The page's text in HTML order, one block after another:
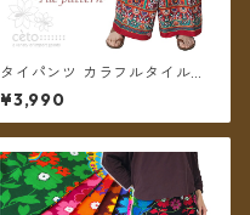
タイパンツ カラフルタイル調
柄 7カラー リゾパン ロング丈
【メール便送料無料】
¥3,990